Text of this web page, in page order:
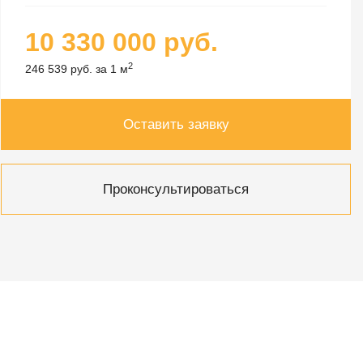
10 330 000 руб.
246 539 руб. за 1 м2
Оставить заявку
Проконсультироваться